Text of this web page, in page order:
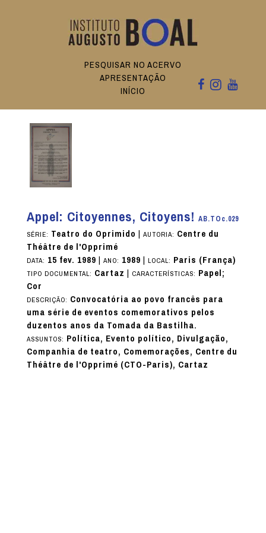
PESQUISAR NO ACERVO
APRESENTAÇÃO
INÍCIO
Appel: Citoyennes, Citoyens! AB.TOc.029
SÉRIE: Teatro do Oprimido | AUTORIA: Centre du
Théâtre de l'Opprimé
DATA: 15 fev. 1989| ANO: 1989| LOCAL: Paris (França)
TIPO DOCUMENTAL: Cartaz | CARACTERÍSTICAS: Papel;
Cor
DESCRIÇÃO: Convocatória ao povo francês para
uma série de eventos comemorativos pelos
duzentos anos da Tomada da Bastilha.
ASSUNTOS: Política, Evento político, Divulgação,
Companhia de teatro, Comemorações, Centre du
Théâtre de l'Opprimé (CTO-Paris), Cartaz